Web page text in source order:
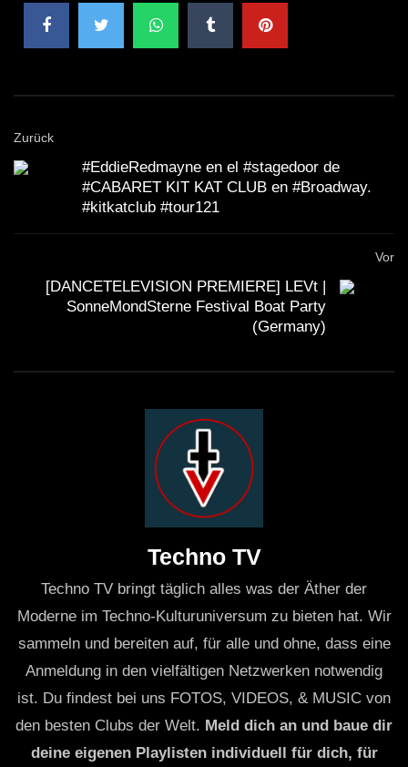
Neustart.
breiteres Publikum zu erreichen. Das Emergenza ist
bekannt dafür, neue Talente zu fördern und bringt
Musiker aus verschiedenen Genres zusammen, sei es
Rock, Pop, Indie oder Metal. Die Künstler müssen sich
in mehreren Vorrunden beweisen, bevor sie die
Möglichkeit erhalten, im Semifinale aufzutreten.
stellten ihre neuesten Werke vor und eroberten die
Herzen der Zuschauer im Sturm. Sie präsentierten
eingängige Melodien und packende Texte, die oft von
persönlichen Erlebnissen inspiriert waren. Die Songs
dieser Bands, wie „Big Bang“ und „Sparks“, wurden mit
Begeisterung aufgenommen und ließen die Menge
unentwegt mitklatschen.
Zurück
#EddieRedmayne en el #stagedoor de
#CABARET KIT KAT CLUB en #Broadway.
#kitkatclub #tour121
Vor
[DANCETELEVISION PREMIERE] LEVt |
SonneMondSterne Festival Boat Party
(Germany)
Techno TV
Techno TV bringt täglich alles was der Äther der
Moderne im Techno-Kulturuniversum zu bieten hat. Wir
sammeln und bereiten auf, für alle und ohne, dass eine
Anmeldung in den vielfältigen Netzwerken notwendig
ist. Du findest bei uns FOTOS, VIDEOS, & MUSIC von
den besten Clubs der Welt. Meld dich an und baue dir
deine eigenen Playlisten individuell für dich, für